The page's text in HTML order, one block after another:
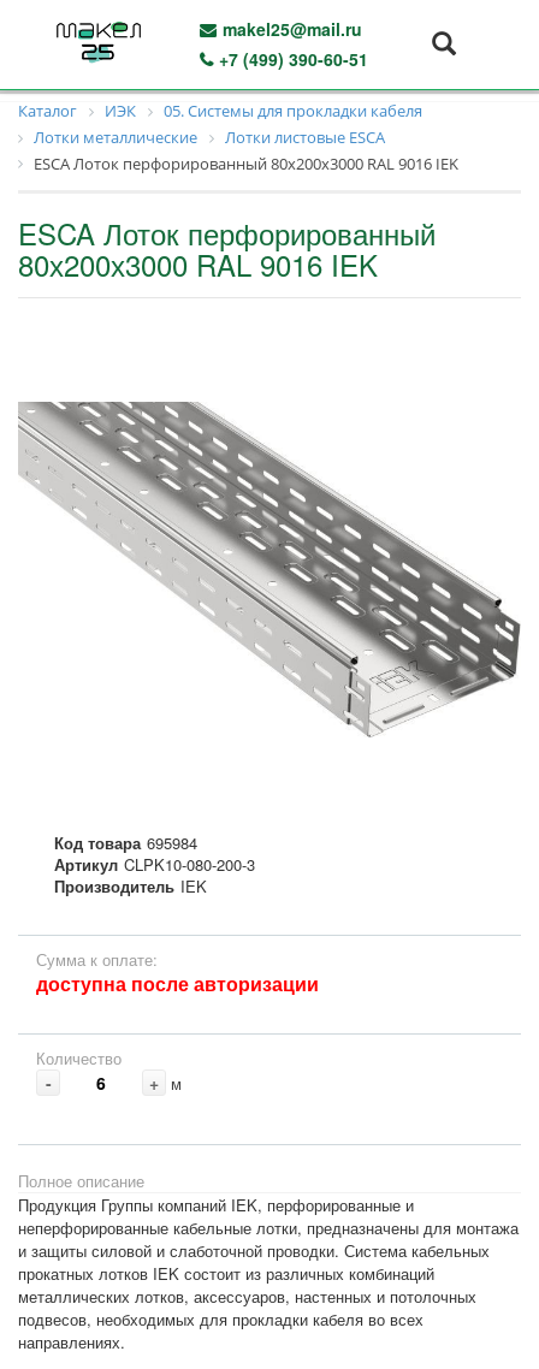
makel25@mail.ru
+7 (499) 390-60-51
Каталог ИЭК
05. Системы для прокладки кабеля
Лотки металлические
Лотки листовые ESCA
ESCA Лоток перфорированный 80х200х3000 RAL 9016 IEK
ESCA Лоток перфорированный
80х200х3000 RAL 9016 IEK
Код товара 695984
Артикул CLPK10-080-200-3
Производитель IEK
Сумма к оплате:
доступна после авторизации
Количество
- + м
Полное описание
Продукция Группы компаний IEK, перфорированные и
неперфорированные кабельные лотки, предназначены для монтажа
и защиты силовой и слаботочной проводки. Система кабельных
прокатных лотков IEK состоит из различных комбинаций
металлических лотков, аксессуаров, настенных и потолочных
подвесов, необходимых для прокладки кабеля во всех
направлениях.